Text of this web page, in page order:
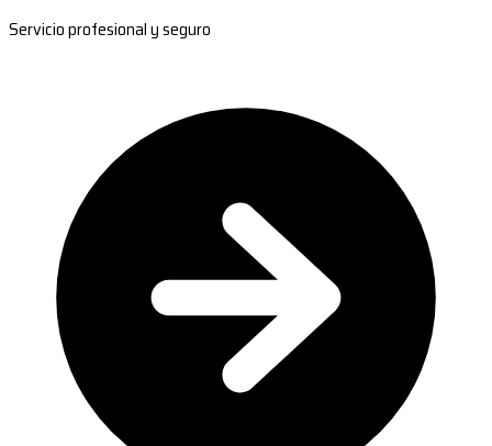
Servicio profesional y seguro